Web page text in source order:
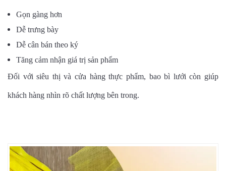
Gọn gàng hơn
Dễ trưng bày
Dễ cân bán theo ký
Tăng cảm nhận giá trị sản phẩm
Đối với siêu thị và cửa hàng thực phẩm, bao bì lưới còn giúp
khách hàng nhìn rõ chất lượng bên trong.